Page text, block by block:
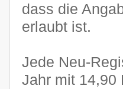
dass die
erlaubt ist.
Jede Neu-
Jahr mit 14,90